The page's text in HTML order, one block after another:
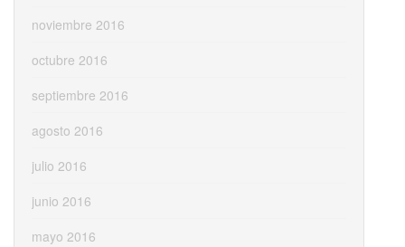
noviembre 2016
octubre 2016
septiembre 2016
agosto 2016
julio 2016
junio 2016
mayo 2016